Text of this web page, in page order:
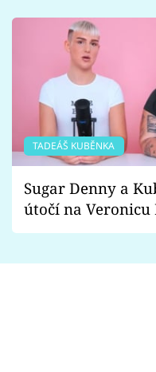
TADEÁŠ KUBĚNKA
Sugar Denny a
útočí na Veronicu
Proč je podle nich